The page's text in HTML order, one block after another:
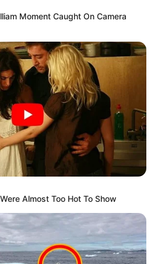
Moment Caught On Camera
Almost Too Hot To Show